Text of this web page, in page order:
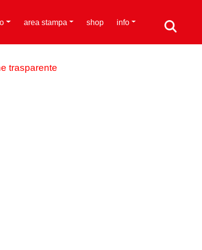
area stampa shop info
trasparente